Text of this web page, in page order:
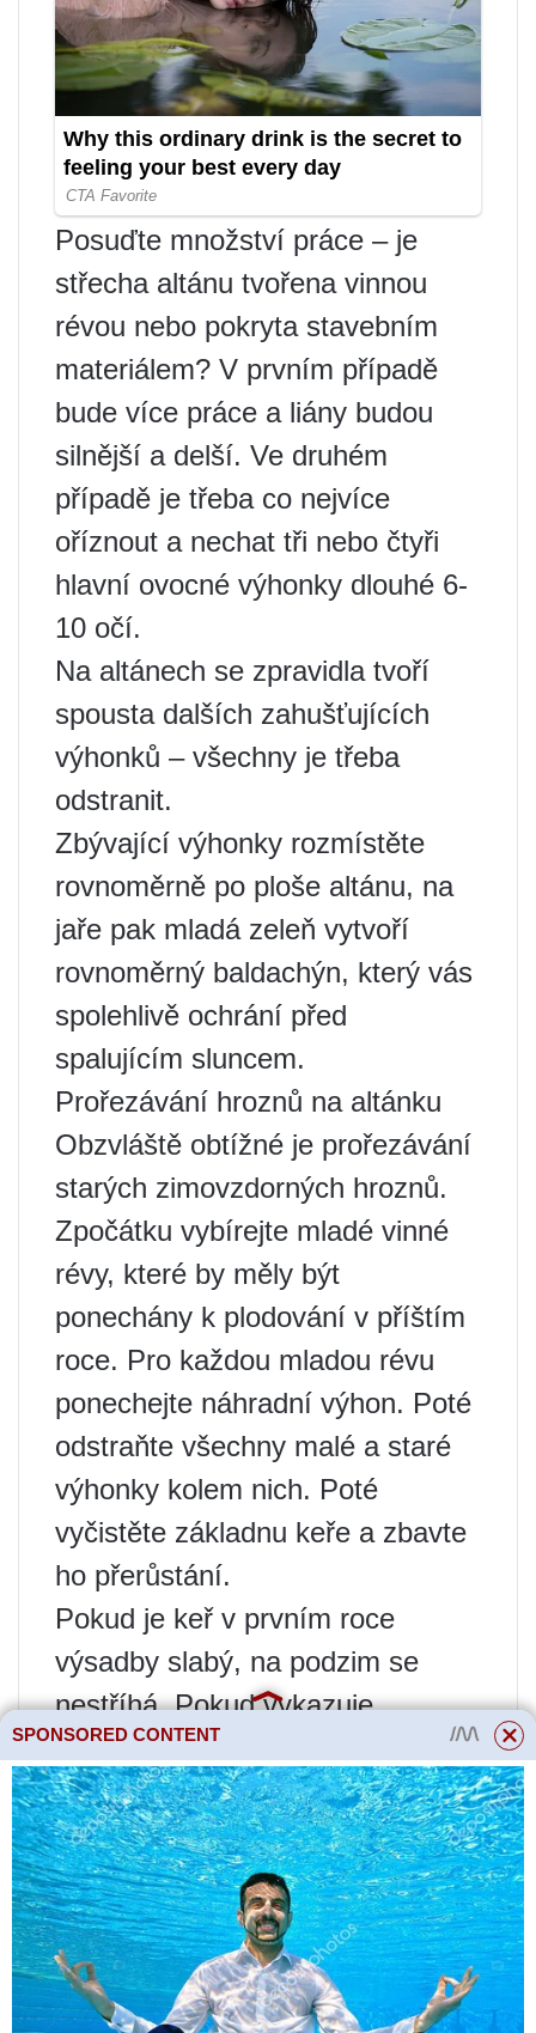
Posuďte množství práce – je
střecha altánu tvořena vinnou
révou nebo pokryta stavebním
materiálem? V prvním případě
bude více práce a liány budou
silnější a delší. Ve druhém
případě je třeba co nejvíce
oříznout a nechat tři nebo čtyři
hlavní ovocné výhonky dlouhé 6-
10 očí.
Na altánech se zpravidla tvoří
spousta dalších zahušťujících
výhonků – všechny je třeba
odstranit.
Zbývající výhonky rozmístěte
rovnoměrně po ploše altánu, na
jaře pak mladá zeleň vytvoří
rovnoměrný baldachýn, který vás
spolehlivě ochrání před
spalujícím sluncem.
Prořezávání hroznů na altánku
Obzvláště obtížné je prořezávání
starých zimovzdorných hroznů.
Zpočátku vybírejte mladé vinné
révy, které by měly být
ponechány k plodování v příštím
roce. Pro každou mladou révu
ponechejte náhradní výhon. Poté
odstraňte všechny malé a staré
výhonky kolem nich. Poté
vyčistěte základnu keře a zbavte
ho přerůstání.
Pokud je keř v prvním roce
výsadby slabý, na podzim se
nestříhá. Pokud vykazuje
nadprůměrnou růstovou sílu, pak
jsou výhony mírně zkráceny,
výhonky jsou odstraněny a
připraveny k vytvoření rukávů na
jaře.
Ve druhém roce má hroznová
rostlina několik výhonků. Nyní je
SPONSORED CONTENT